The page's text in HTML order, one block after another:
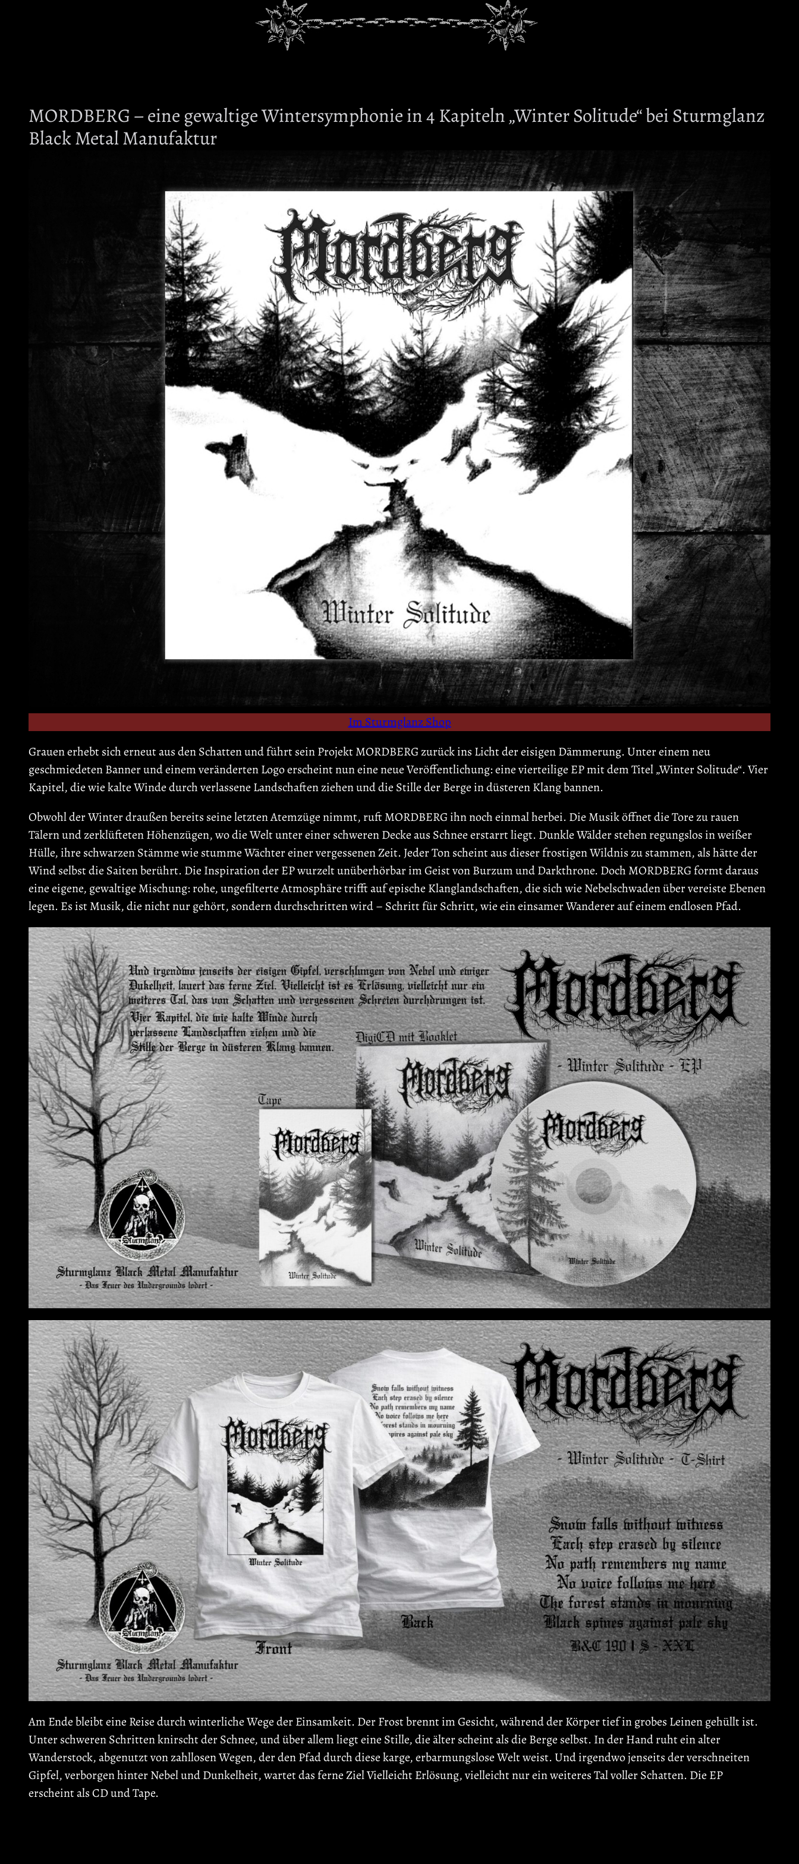
MORDBERG – eine gewaltige Wintersymphonie in 4 Kapiteln „Winter Solitude“ bei Sturmglanz
Black Metal Manufaktur
Im Sturmglanz Shop
Grauen erhebt sich erneut aus den Schatten und führt sein Projekt MORDBERG zurück ins Licht der eisigen Dämmerung. Unter einem neu
geschmiedeten Banner und einem veränderten Logo erscheint nun eine neue Veröffentlichung: eine vierteilige EP mit dem Titel „Winter Solitude“. Vier
Kapitel, die wie kalte Winde durch verlassene Landschaften ziehen und die Stille der Berge in düsteren Klang bannen.
Obwohl der Winter draußen bereits seine letzten Atemzüge nimmt, ruft MORDBERG ihn noch einmal herbei. Die Musik öffnet die Tore zu rauen
Tälern und zerklüfteten Höhenzügen, wo die Welt unter einer schweren Decke aus Schnee erstarrt liegt. Dunkle Wälder stehen regungslos in weißer
Hülle, ihre schwarzen Stämme wie stumme Wächter einer vergessenen Zeit. Jeder Ton scheint aus dieser frostigen Wildnis zu stammen, als hätte der
Wind selbst die Saiten berührt. Die Inspiration der EP wurzelt unüberhörbar im Geist von Burzum und Darkthrone. Doch MORDBERG formt daraus
eine eigene, gewaltige Mischung: rohe, ungefilterte Atmosphäre trifft auf epische Klanglandschaften, die sich wie Nebelschwaden über vereiste Ebenen
legen. Es ist Musik, die nicht nur gehört, sondern durchschritten wird – Schritt für Schritt, wie ein einsamer Wanderer auf einem endlosen Pfad.
Am Ende bleibt eine Reise durch winterliche Wege der Einsamkeit. Der Frost brennt im Gesicht, während der Körper tief in grobes Leinen gehüllt ist.
Unter schweren Schritten knirscht der Schnee, und über allem liegt eine Stille, die älter scheint als die Berge selbst. In der Hand ruht ein alter
Wanderstock, abgenutzt von zahllosen Wegen, der den Pfad durch diese karge, erbarmungslose Welt weist. Und irgendwo jenseits der verschneiten
Gipfel, verborgen hinter Nebel und Dunkelheit, wartet das ferne Ziel Vielleicht Erlösung, vielleicht nur ein weiteres Tal voller Schatten. Die EP
erscheint als CD und Tape.